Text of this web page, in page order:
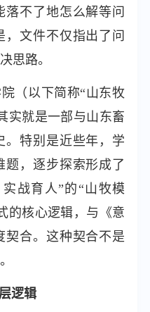
落不了地怎么解等问
文件不仅指出了问
思路。
（以下简称“山东牧
实就是一部与山东畜
。特别是近些年，学
题，逐步探索形成了
战育人”的“山牧模
的核心逻辑，与《意
契合。这种契合不是
逻辑